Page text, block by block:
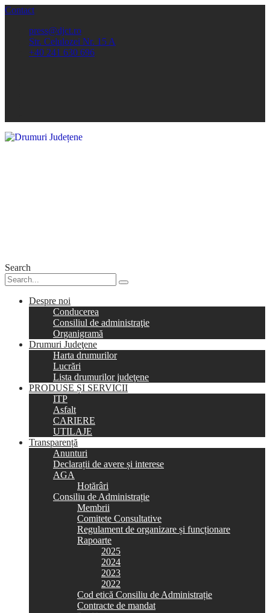
Contact
press@djct.ro
Str. Celulozei Nr. 15 A
+40 241 630 696
Search
Despre noi
Conducerea
Consiliul de administraţie
Organigramă
Drumuri Judeţene
Harta drumurilor
Lucrări
Lista drumurilor judeţene
PRODUSE ȘI SERVICII
ITP
Asfalt
CARIERE
UTILAJE
Transparență
Anunturi
Declarații de avere și interese
AGA
Hotărâri
Consiliu de Administrație
Membrii
Comitete Consultative
Regulament de organizare și funcționare
Rapoarte
2025
2024
2023
2022
Cod etică Consiliu de Administrație
Contracte de mandat